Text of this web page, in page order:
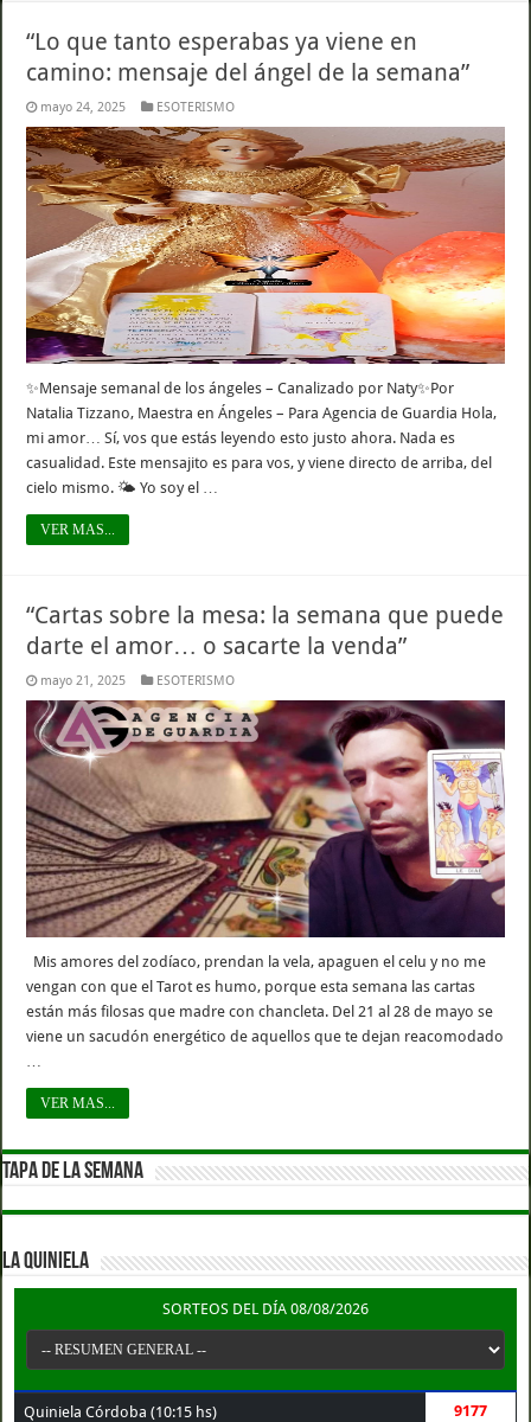
“Lo que tanto esperabas ya viene en
camino: mensaje del ángel de la semana”
mayo 24, 2025 ESOTERISMO
✨Mensaje semanal de los ángeles – Canalizado por Naty✨Por
Natalia Tizzano, Maestra en Ángeles – Para Agencia de Guardia Hola,
mi amor… Sí, vos que estás leyendo esto justo ahora. Nada es
casualidad. Este mensajito es para vos, y viene directo de arriba, del
cielo mismo. 🌤️ Yo soy el …
VER MAS...
“Cartas sobre la mesa: la semana que puede
darte el amor… o sacarte la venda”
mayo 21, 2025 ESOTERISMO
Mis amores del zodíaco, prendan la vela, apaguen el celu y no me
vengan con que el Tarot es humo, porque esta semana las cartas
están más filosas que madre con chancleta. Del 21 al 28 de mayo se
viene un sacudón energético de aquellos que te dejan reacomodado
VER MAS...
TAPA DE LA SEMANA
LA QUINIELA
SORTEOS DEL DÍA 08/08/2026
Quiniela Córdoba (10:15 hs) 9177